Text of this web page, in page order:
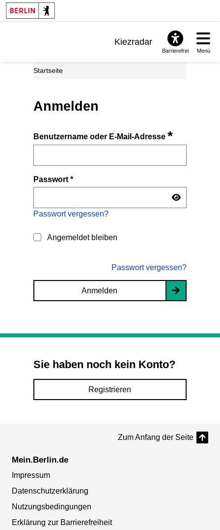
Kiezradar
Barrierefrei Menü
Startseite
Anmelden
Benutzername oder E-Mail-Adresse*
Passwort*
Passwort vergessen?
Angemeldet bleiben
Passwort vergessen?
Anmelden
Sie haben noch kein Konto?
Registrieren
Zum Anfang der Seite
Mein.Berlin.de
Impressum
Datenschutzerklärung
Nutzungsbedingungen
Erklärung zur Barrierefreiheit